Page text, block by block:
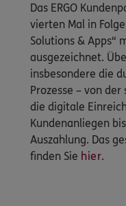
Das ERGO
vierten Mal in
Solutions & Apps“
ausgezeichnet.
insbesondere die
Prozesse – von
die digitale
Kundenanliegen
Auszahlung. Das
finden Sie hier.